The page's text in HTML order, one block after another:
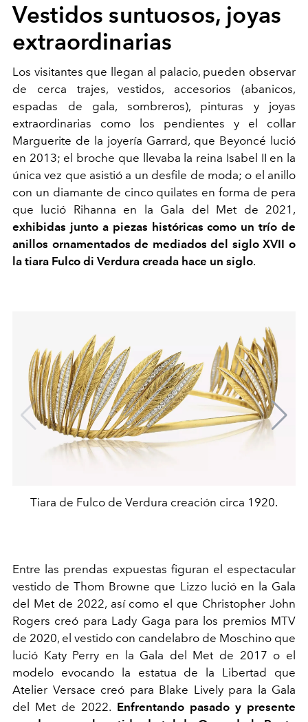
Vestidos suntuosos, joyas
extraordinarias
Los visitantes que llegan al palacio, pueden observar
de cerca trajes, vestidos, accesorios (abanicos,
espadas de gala, sombreros), pinturas y joyas
extraordinarias como los pendientes y el collar
Marguerite de la joyería Garrard, que Beyoncé lució
en 2013; el broche que llevaba la reina Isabel II en la
única vez que asistió a un desfile de moda; o el anillo
con un diamante de cinco quilates en forma de pera
que lució Rihanna en la Gala del Met de 2021,
exhibidas junto a piezas históricas como un trío de
anillos ornamentados de mediados del siglo XVII o
la tiara Fulco di Verdura creada hace un siglo.
Tiara de Fulco de Verdura creación circa 1920.
Entre las prendas expuestas figuran el espectacular
vestido de Thom Browne que Lizzo lució en la Gala
del Met de 2022, así como el que Christopher John
Rogers creó para Lady Gaga para los premios MTV
de 2020, el vestido con candelabro de Moschino que
lució Katy Perry en la Gala del Met de 2017 o el
modelo evocando la estatua de la Libertad que
Atelier Versace creó para Blake Lively para la Gala
del Met de 2022. Enfrentando pasado y presente